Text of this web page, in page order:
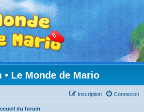
• Le Monde de Mario
Connexion
Inscription
du forum